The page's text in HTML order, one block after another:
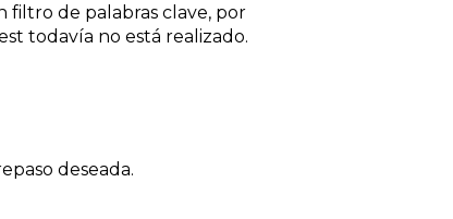
filtro de palabras clave, por
todavía no está realizado.
deseada.